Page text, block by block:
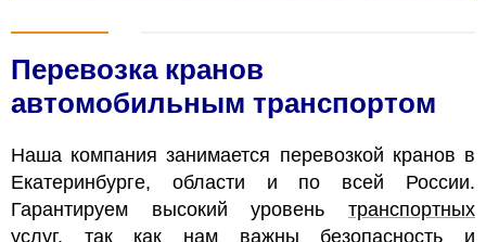
Перевозка кранов
автомобильным транспортом
Наша компания занимается перевозкой кранов в
Екатеринбурге, области и по всей России.
Гарантируем высокий уровень транспортных
услуг, так как нам важны безопасность и